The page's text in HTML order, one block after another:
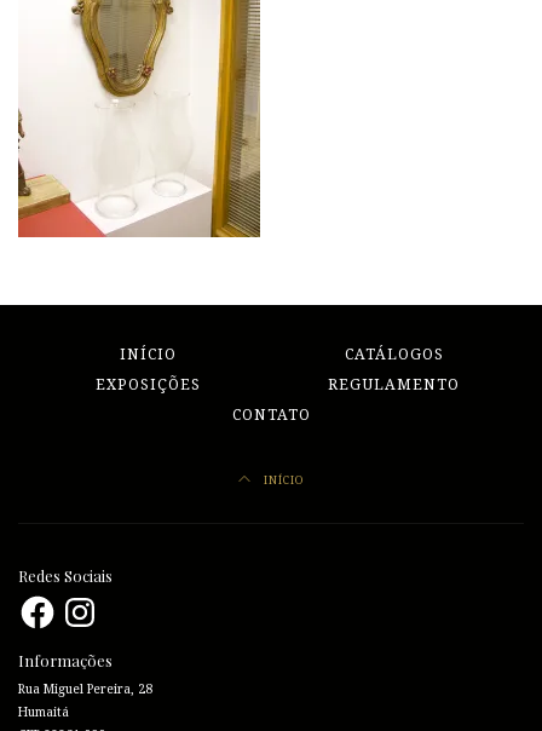
INÍCIO
CATÁLOGOS
EXPOSIÇÕES
REGULAMENTO
CONTATO
INÍCIO
Redes Sociais
FacebookInstagram
Informações
Rua Miguel Pereira, 28
Humaitá